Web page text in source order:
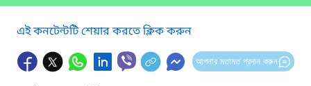
এই কনটেন্টটি শেয়ার করতে ক্লিক করুন
আপনার মতামত প্রদান করুন